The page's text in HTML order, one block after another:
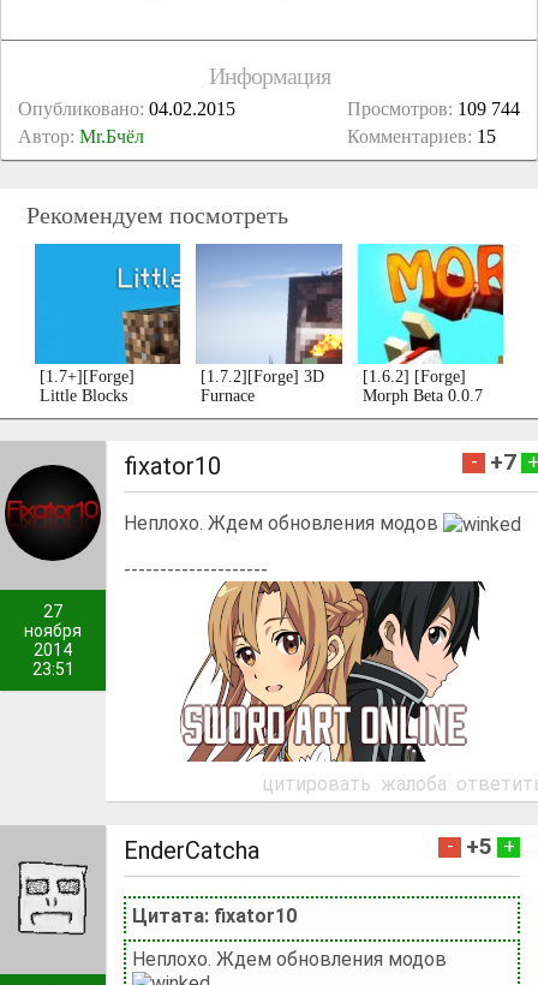
Информация
Просмотров: 109 744
Комментариев: 15
Опубликовано: 04.02.2015
Автор: Mr.Бчёл
Рекомендуем посмотреть
[1.7+][Forge]
Little Blocks
[1.7.2][Forge] 3D
Furnace
[1.6.2] [Forge]
Morph Beta 0.0.7
27
ноября
2014
23:51
fixator10 - +7 +
Неплохо. Ждем обновления модов
--------------------
цитировать жалоба
EnderCatcha - +5 +
Цитата: fixator10
Неплохо. Ждем обновления модов